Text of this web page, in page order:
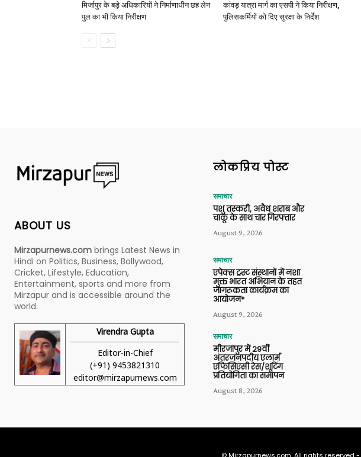
मिर्जापुर के बड़े अधिकारियों ने निर्माणाधीन छह लेन
पुल का भी किया निरीक्षण
कांवड़ यात्रा मार्ग का एसपी ने किया निरीक्षण,
पुलिसकर्मियों को दिए सुरक्षा के निर्देश
ABOUT US
Mirzapurnews.com brings Latest News in
Hindi on Politics, Business, Bollywood,
Cricket, Lifestyle, Education,
Entertainment, sports and more from
Mirzapur and is accessible around the
world.
Virendra Gupta
Editor-in-Chief
(+91) 9453821310
editor@mirzapurnews.com
लोकप्रिय पोस्ट
समाचार
पशु तस्करी, अवैध शराब और
चाकू के साथ चार गिरफ्तार
August 9, 2026
समाचार
एपेक्स ट्रस्ट संस्थानों में नशा
मुक्त भारत अभियान के तहत
जागरूकता कार्यक्रम का
आयोजन*
August 9, 2026
समाचार
मीरजापुर में 29वीं
अंतरजनपदीय एलार्म
एफिसिएंसी रेस/शूटिंग
प्रतियोगिता का समापन
August 8, 2026